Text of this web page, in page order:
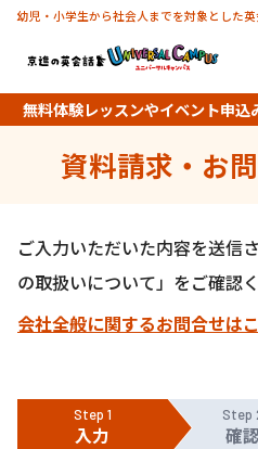
幼児・小学生から社会人までを対象とした
資料請求・お
無料体験レッスンやイベント申
ご入力いただいた内容を送信
の取扱いについて」をご確認く
会社全般に関するお問合せは
Step 1
入力
Step
確